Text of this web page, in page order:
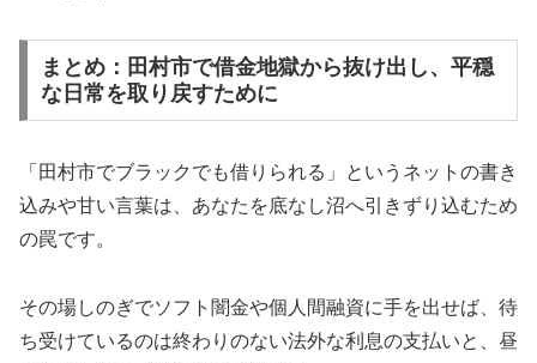
まとめ：田村市で借金地獄から抜け出し、平穏
な日常を取り戻すために
「田村市でブラックでも借りられる」というネットの書き
込みや甘い言葉は、あなたを底なし沼へ引きずり込むため
の罠です。
その場しのぎでソフト闇金や個人間融資に手を出せば、待
ち受けているのは終わりのない法外な利息の支払いと、昼